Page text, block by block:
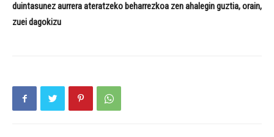
duintasunez aurrera ateratzeko beharrezkoa zen ahalegin guztia, orain,
zuei dagokizu